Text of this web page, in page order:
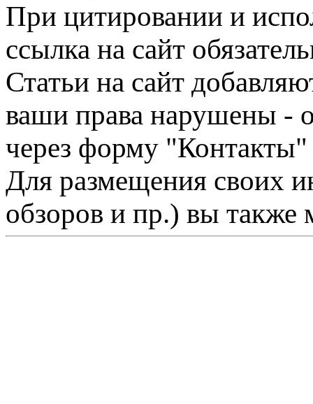
При цитировании и
ссылка на сайт
Статьи на сайт
ваши права нарушены -
через форму "Контакты"
Для размещения своих
обзоров и пр.) вы также